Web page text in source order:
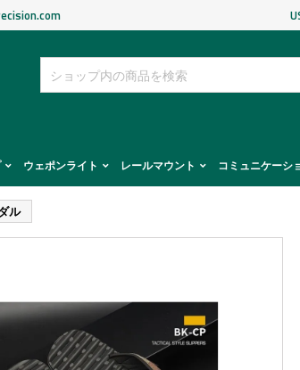
ウェポンライト レールマウント コミュニケーシ
ル